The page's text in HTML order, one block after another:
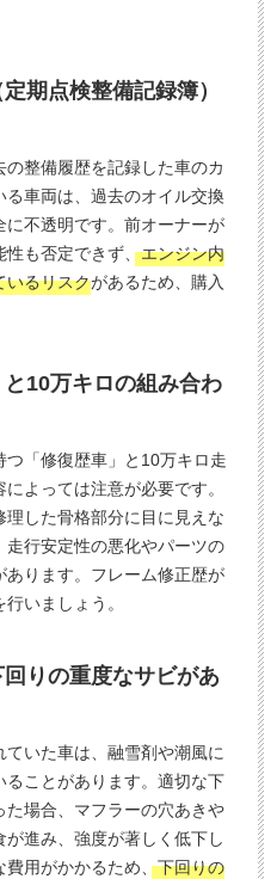
期点検整備記録簿）
の整備履歴を記録した車のカ
る車両は、過去のオイル交換
不透明です。前オーナーが
性も否定できず、エンジン内
いるリスクがあるため、購入
10万キロの組み合わ
「修復歴車」と10万キロ走
よっては注意が必要です。
した骨格部分に目に見えな
行安定性の悪化やパーツの
ります。フレーム修正歴が
行いましょう。
りの重度なサビがあ
いた車は、融雪剤や潮風に
ることがあります。適切な下
場合、マフラーの穴あきや
進み、強度が著しく低下し
費用がかかるため、下回りの